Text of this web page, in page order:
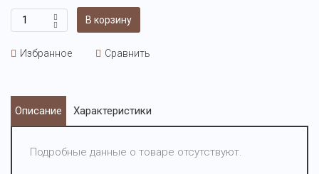
В корзину
Избранное Сравнить
Описание Характеристики
Подробные данные о товаре отсутствуют.